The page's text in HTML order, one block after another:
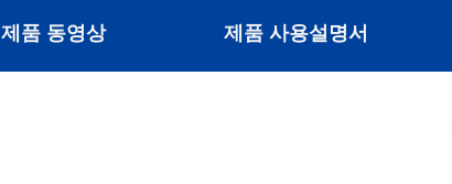
제품 동영상 제품 사용설명서